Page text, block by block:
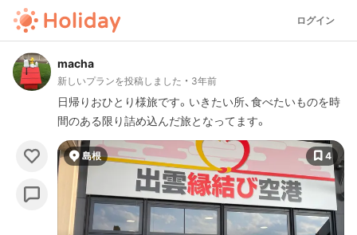
ログイン
macha
新しいプランを投稿しました 3年前
日帰りおひとり様旅です。いきたい所、食べたいものを時
間のある限り詰め込んだ旅となってます。
島根 4